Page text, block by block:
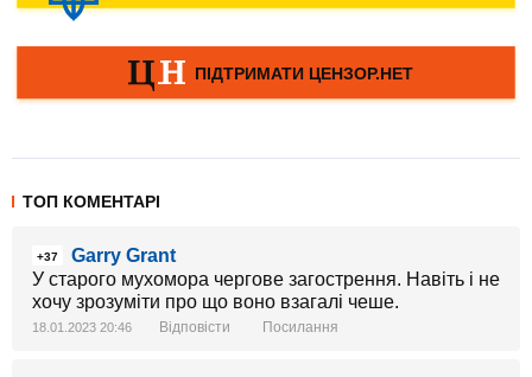
ТОП КОМЕНТАРІ
+37
Garry Grant
У старого мухомора чергове загострення. Навіть і не
хочу зрозуміти про що воно взагалі чеше.
18.01.2023 20:46 Відповісти Посилання